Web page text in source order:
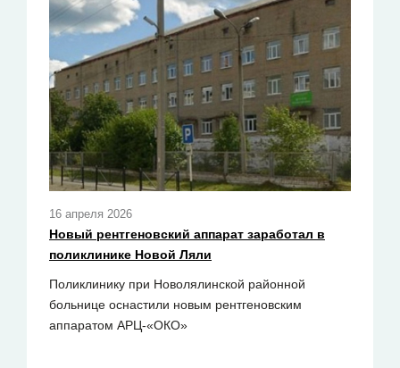
16 апреля 2026
Новый рентгеновский аппарат заработал в
поликлинике Новой Ляли
Поликлинику при Новолялинской районной
больнице оснастили новым рентгеновским
аппаратом АРЦ-«ОКО»